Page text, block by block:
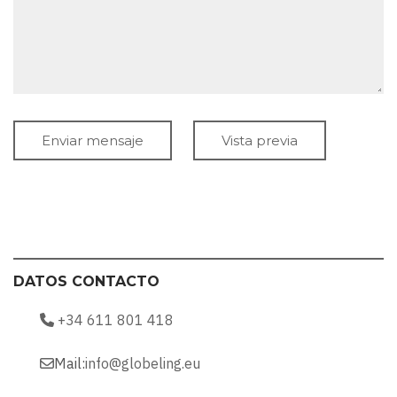
DATOS CONTACTO
+34 611 801 418
Mail:info@globeling.eu